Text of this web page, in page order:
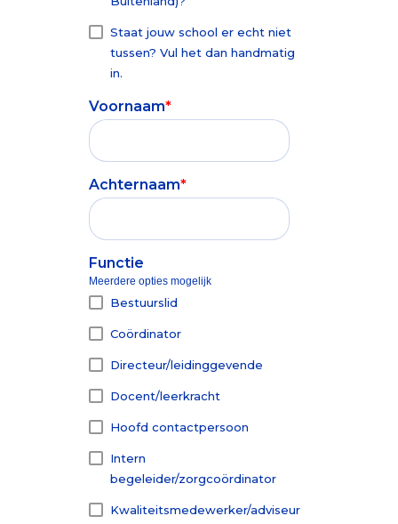
gezonde en
positieve
ontwikkeling
Toetsen zijn
betrouwbaar
en objectief
ontwikkeling
leerlingen.
Voortgezet Onderwijs >>
Besturen>>
Staat jouw school er echt niet
tussen? Vul het dan handmatig
in.
Voornaam*
Achternaam*
Functie
Meerdere opties mogelijk
Bestuurslid
Coördinator
Directeur/leidinggevende
Docent/leerkracht
Hoofd contactpersoon
Intern
begeleider/zorgcoördinator
Kwaliteitsmedewerker/adviseur